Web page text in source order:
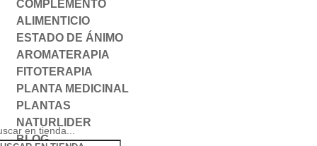
COMPLEMENTO
ALIMENTICIO
ESTADO DE ÁNIMO
AROMATERAPIA
FITOTERAPIA
PLANTA MEDICINAL
PLANTAS
NATURLIDER
BLOG
en tienda...